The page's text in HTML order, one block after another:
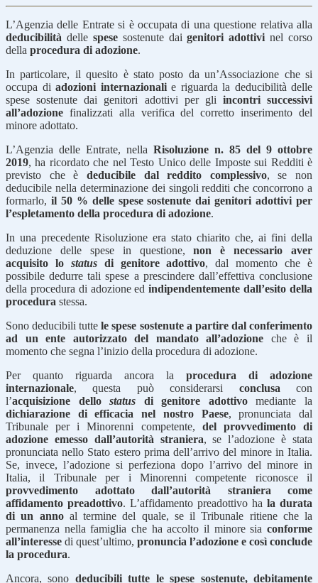
L’Agenzia delle Entrate si è occupata di una questione relativa alla
deducibilità delle spesesostenute daigenitori adottivi nel corso
della procedura di adozione.
In particolare, il quesito è stato posto da un’Associazione che si
occupa di adozioni internazionalie riguarda la deducibilità delle
spese sostenute dai genitori adottivi per gli incontri successivi
all’adozione finalizzati alla verifica del corretto inserimento del
minore adottato.
L’Agenzia delle Entrate, nella Risoluzione n. 85 del 9 ottobre
2019, ha ricordato che nel Testo Unico delle Imposte sui Redditi è
previsto che è deducibile dal reddito complessivo, se non
deducibile nella determinazione dei singoli redditi che concorrono a
formarlo, il 50 % delle spese sostenute dai genitori adottivi per
l’espletamento della procedura di adozione.
In una precedente Risoluzione era stato chiarito che, ai fini della
deduzione delle spese in questione,non è necessario aver
acquisito lo statusdi genitore adottivo, dal momento che è
possibile dedurre tali spese a prescindere dall’effettiva conclusione
della procedura di adozione edindipendentemente dall’esito della
procedura stessa.
Sono deducibili tuttele spese sostenute a partire dal conferimento
ad un ente autorizzato del mandato all’adozione che è il
momento che segna l’inizio della procedura di adozione.
Per quanto riguarda ancora la procedura di adozione
internazionale, questa può considerarsi conclusa con
l’acquisizione dellostatus di genitore adottivomediante la
dichiarazione di efficacia nel nostro Paese, pronunciata dal
Tribunale per i Minorenni competente, del provvedimento di
adozione emesso dall’autorità straniera, se l’adozione è stata
pronunciata nello Stato estero prima dell’arrivo del minore in Italia.
Se, invece, l’adozione si perfeziona dopo l’arrivo del minore in
Italia, il Tribunale per i Minorenni competente riconosce il
provvedimento adottato dall’autorità straniera come
affidamento preadottivo. L’affidamento preadottivo ha la durata
di un annoal termine del quale, se il Tribunale ritiene che la
permanenza nella famiglia che ha accolto il minore sia conforme
all’interesse di quest’ultimo, pronuncia l’adozione e così conclude
la procedura.
Ancora, sono deducibili tutte le spese sostenute, debitamente